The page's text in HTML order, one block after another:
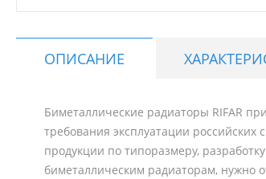
ОПИСАНИЕ
Биметаллические радиаторы RIFAR
требования эксплуатации
продукции по типоразмеру,
биметаллическим радиаторам, нужно